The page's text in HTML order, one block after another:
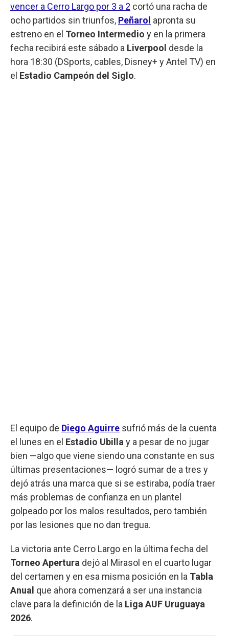
vencer a Cerro Largo por 3 a 2 cortó una racha de
ocho partidos sin triunfos, Peñarol apronta su
estreno en el Torneo Intermedio y en la primera
fecha recibirá este sábado a Liverpool desde la
hora 18:30 (DSports, cables, Disney+ y Antel TV) en
el Estadio Campeón del Siglo.
El equipo de Diego Aguirre sufrió más de la cuenta
el lunes en el Estadio Ubilla y a pesar de no jugar
bien —algo que viene siendo una constante en sus
últimas presentaciones— logró sumar de a tres y
dejó atrás una marca que si se estiraba, podía traer
más problemas de confianza en un plantel
golpeado por los malos resultados, pero también
por las lesiones que no dan tregua.
La victoria ante Cerro Largo en la última fecha del
Torneo Apertura dejó al Mirasol en el cuarto lugar
del certamen y en esa misma posición en la Tabla
Anual que ahora comenzará a ser una instancia
clave para la definición de la Liga AUF Uruguaya
2026.